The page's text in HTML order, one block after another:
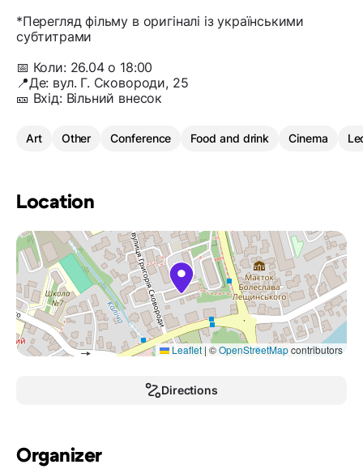
*Перегляд фільму в оригіналі із українськими
субтитрами
📅 Коли: 26.04 о 18:00
📍Де: вул. Г. Сковороди, 25
🎫 Вхід: Вільний внесок
Art Other Conference Food and drink Cinema
Location
Leaflet | ©OpenStreetMapcontributors
Directions
Organizer